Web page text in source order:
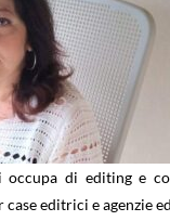
occupa di editing e
case editrici e agenzie